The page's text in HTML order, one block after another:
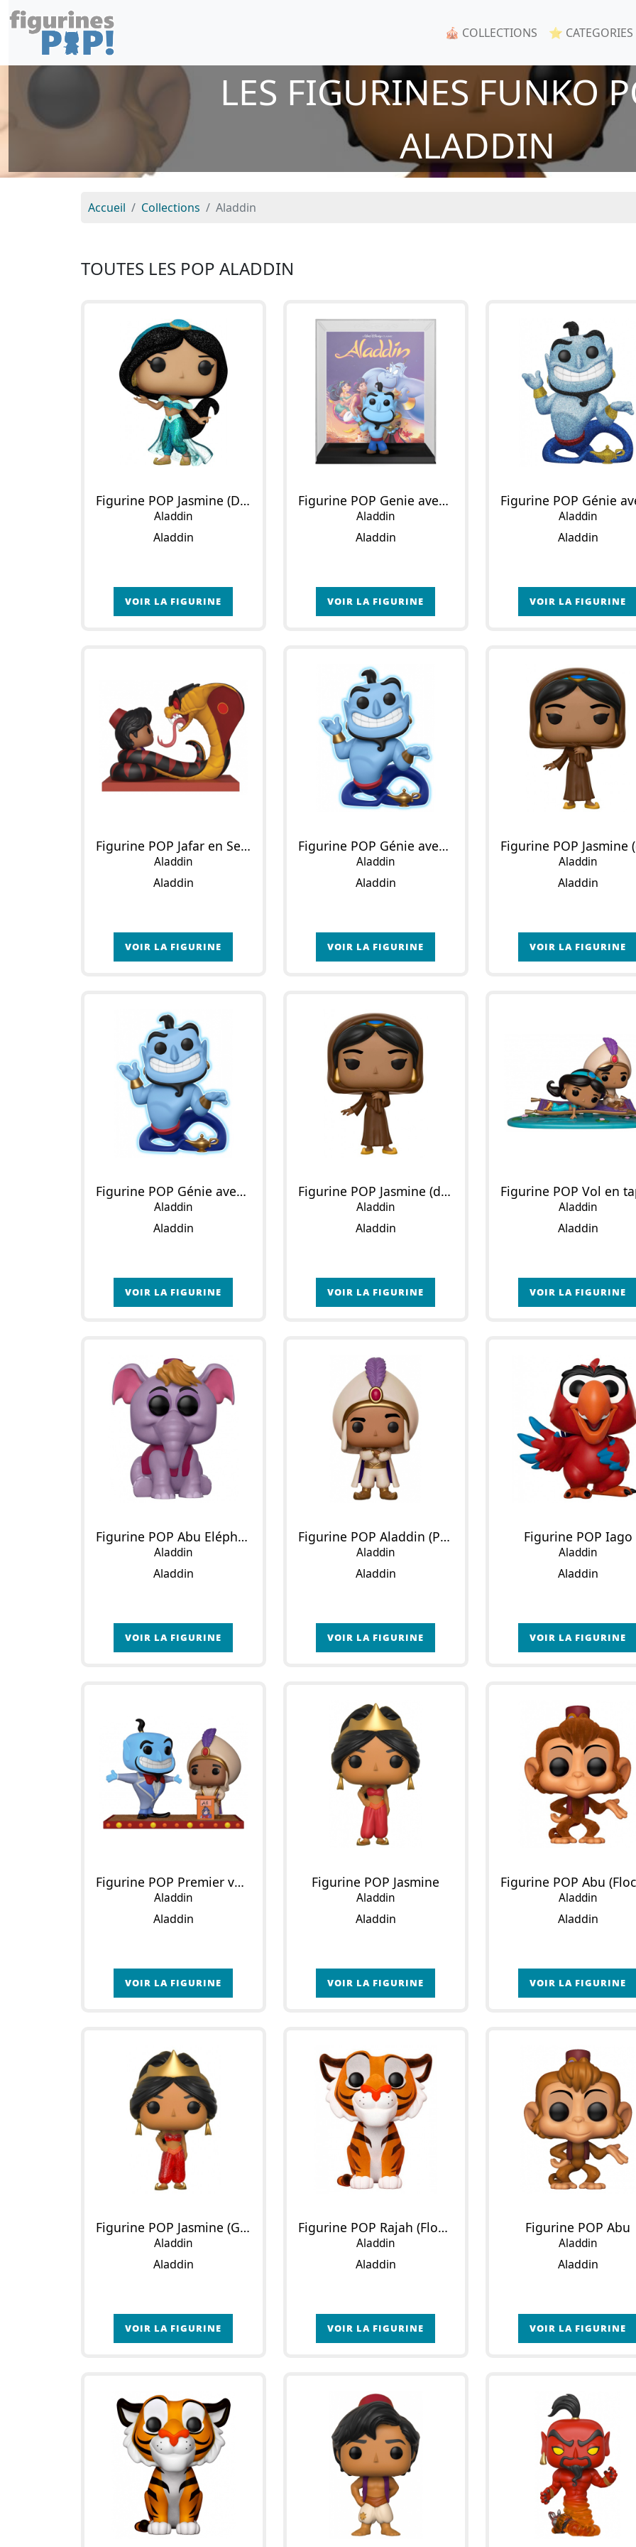
🎪 COLLECTIONS ⭐ CATEGORIES
LES FIGURINES FUNKO
ALADDIN
Accueil Collections Aladdin
TOUTES LES POP ALADDIN
Figurine POP Jasmine (Diamond Glitter)
Aladdin
Aladdin
VOIR LA FIGURINE
Figurine POP Genie avec Lampe
Aladdin
Aladdin
VOIR LA FIGURINE
Aladdin
Aladdin
VOIR LA FIGURINE
Figurine POP Jafar en Serpent
Aladdin
Aladdin
VOIR LA FIGURINE
Figurine POP Génie avec lampe
Aladdin
Aladdin
VOIR LA FIGURINE
Aladdin
Aladdin
VOIR LA FIGURINE
Figurine POP Génie avec lampe
Aladdin
Aladdin
VOIR LA FIGURINE
Figurine POP Jasmine (déguisée) (Chase)
Aladdin
Aladdin
VOIR LA FIGURINE
Aladdin
Aladdin
VOIR LA FIGURINE
Figurine POP Abu Eléphant
Aladdin
Aladdin
VOIR LA FIGURINE
Figurine POP Aladdin (Prince Ali)
Aladdin
Aladdin
VOIR LA FIGURINE
Figurine POP Iago
Aladdin
Aladdin
VOIR LA FIGURINE
Figurine POP Premier vœu d'Aladdin
Aladdin
Aladdin
VOIR LA FIGURINE
Figurine POP Jasmine
Aladdin
Aladdin
VOIR LA FIGURINE
Aladdin
Aladdin
VOIR LA FIGURINE
Figurine POP Jasmine (Glitter)
Aladdin
Aladdin
VOIR LA FIGURINE
Figurine POP Rajah (Flocked)
Aladdin
Aladdin
VOIR LA FIGURINE
Figurine POP Abu
Aladdin
Aladdin
VOIR LA FIGURINE